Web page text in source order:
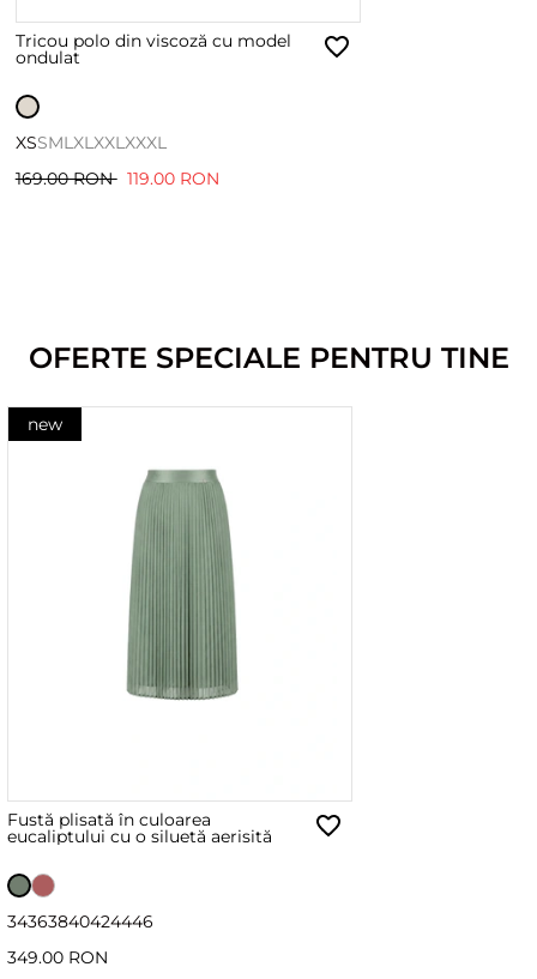
Tricou polo din viscoză cu model
ondulat
XSSMLXLXXLXXXL
169.00 RON 119.00 RON
OFERTE SPECIALE PENTRU TINE
new
Fustă plisată în culoarea
eucaliptului cu o siluetă aerisită
34363840424446
349.00 RON